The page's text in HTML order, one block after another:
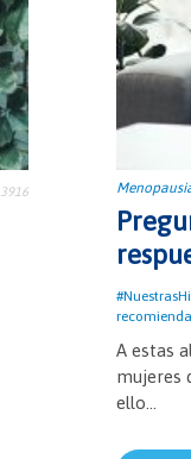
3916
recomienda
A estas
mujeres
ello…